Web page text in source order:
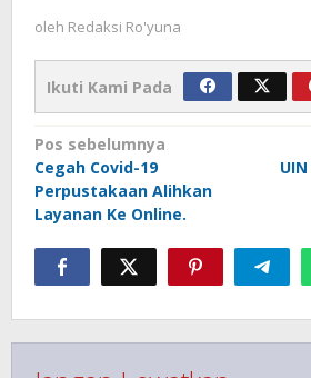
oleh Redaksi Ro'yuna
Ikuti Kami Pada
Navigasi
pos
Pos sebelumnya
Cegah Covid-19
Perpustakaan Alihkan
Layanan Ke Online.